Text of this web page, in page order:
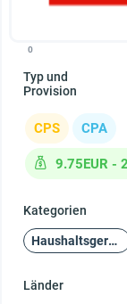
0
Typ und
Provision
CPS CPA
9.75EUR -
Kategorien
Haushaltsgeräte und Unterhaltungselektronik
Länder